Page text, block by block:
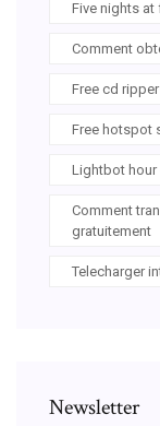
Five nights
Comment
Free cd
Free hotspot
Lightbot hour
Comment
gratuitement
Telecharger
Newsletter